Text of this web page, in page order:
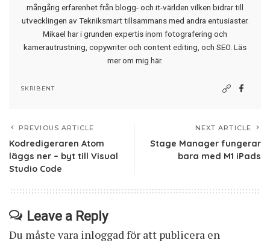
mångårig erfarenhet från blogg- och it-världen vilken bidrar till
utvecklingen av Tekniksmart tillsammans med andra entusiaster.
Mikael har i grunden expertis inom fotografering och
kamerautrustning, copywriter och content editing, och SEO. Läs
mer om mig här.
SKRIBENT
PREVIOUS ARTICLE
Kodredigeraren Atom
läggs ner – byt till Visual
Studio Code
NEXT ARTICLE
Stage Manager fungerar
bara med M1 iPads
Leave a Reply
Du måste vara inloggadför att publicera en